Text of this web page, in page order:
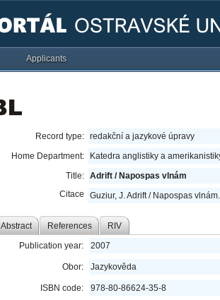
Applicants
Record type: redakční a jazykové úpravy
Home Department:
Katedra anglistiky a
Title: Adrift / Napospas vlnám
Citace
Guziur, J. Adrift / Napospas
Abstract References RIV
Publication year: 2007
Obor: Jazykověda
ISBN code: 978-80-86624-35-8